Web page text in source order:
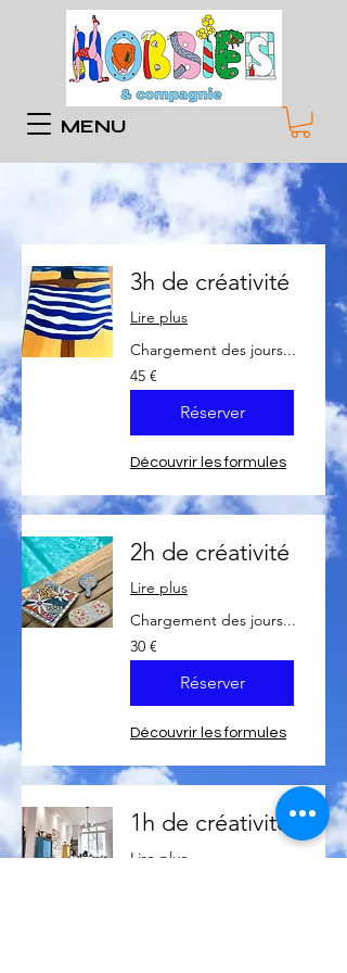
MENU
3h de créativité
Lire plus
Chargement des jours...
45
euros
45 €
Réserver
Découvrir les formules
2h de créativité
Lire plus
Chargement des jours...
30
euros
30 €
Réserver
Découvrir les formules
1h de créativité
Lire plus